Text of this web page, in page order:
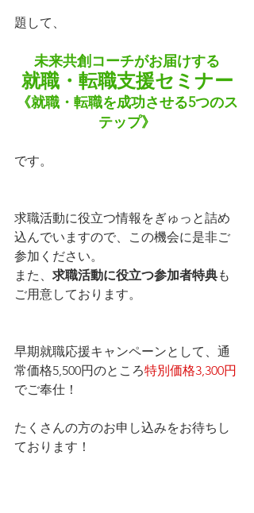
題して、
未来共創コーチがお届けする
就職・転職支援セミナー
《就職・転職を成功させる5つのス
テップ》
です。
求職活動に役立つ情報をぎゅっと詰め
込んでいますので、この機会に是非ご
参加ください。
また、 求職活動に役立つ参加者特典も
ご用意しております。
早期就職応援キャンペーンとして、通
常価格5,500円のところ特別価格3,300円
でご奉仕！
たくさんの方のお申し込みをお待ちし
ております！